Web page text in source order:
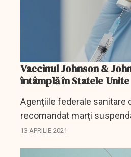
Vaccinul Johnson &
întâmplă în Statele Unite
Agenţiile federale sanitare
recomandat marţi
vaccinului anti-COVID-19
13 APRILIE 2021